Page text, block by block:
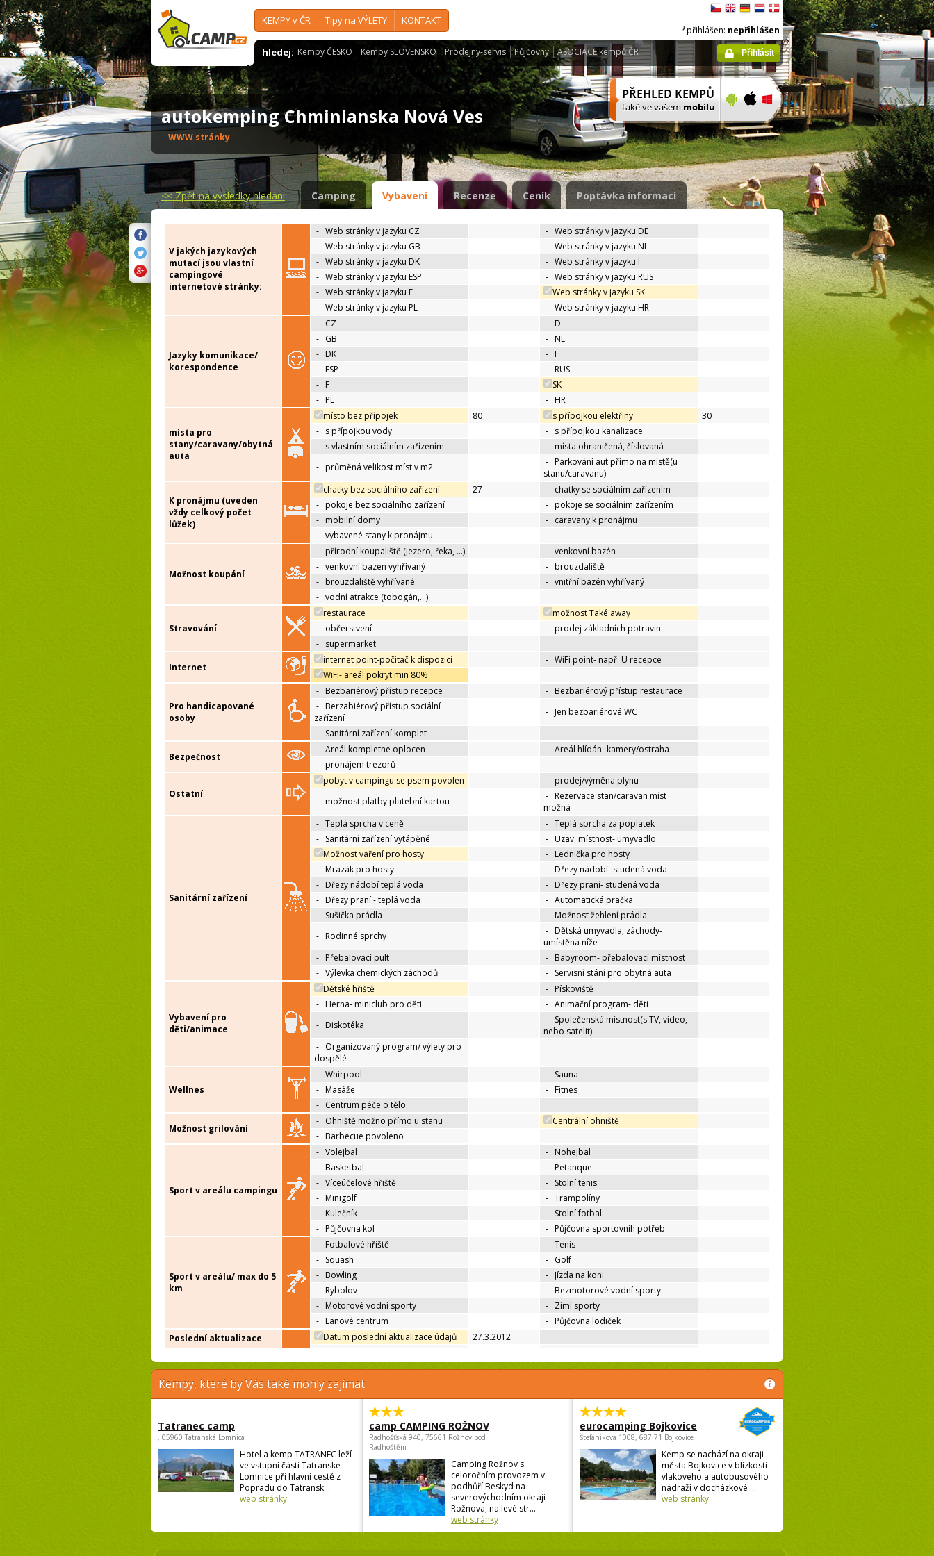
KEMPY v ČR Tipy na VÝLETY KONTAKT
hledej: Kempy ČESKO Kempy SLOVENSKO Prodejny-servis Půjčovny ASOCIACE kempů ČR
*přihlášen: nepřihlášen
Přihlásit
autokemping Chminianska Nová Ves
WWW stránky
<<Zpět na výsledky hledání Camping Vybavení Recenze Ceník Poptávka informací
V jakých jazykových
mutací jsou vlastní
campingové
internetové stránky:
- Web stránky v jazyku CZ - Web stránky v jazyku DE
- Web stránky v jazyku GB - Web stránky v jazyku NL
- Web stránky v jazyku DK - Web stránky v jazyku I
- Web stránky v jazyku ESP - Web stránky v jazyku RUS
- Web stránky v jazyku F
Web stránky v jazyku SK
- Web stránky v jazyku PL - Web stránky v jazyku HR
Jazyky komunikace/
korespondence
- CZ - D
- GB - NL
- DK - I
- ESP - RUS
- F
SK
- PL - HR
místa pro
stany/caravany/obytná
auta
místo bez přípojek 80 s přípojkou elektřiny
30
- s přípojkou vody - s přípojkou kanalizace
- s vlastním sociálním zařízením - místa ohraničená, číslovaná
- průměná velikost míst v m2 - Parkování aut přímo na místě(u
stanu/caravanu)
K pronájmu (uveden
vždy celkový počet
lůžek)
chatky bez sociálního zařízení 27 - chatky se sociálním zařízením
- pokoje bez sociálního zařízení - pokoje se sociálním zařízením
- mobilní domy - caravany k pronájmu
- vybavené stany k pronájmu
Možnost koupání
- přírodní koupaliště (jezero, řeka, …) - venkovní bazén
- venkovní bazén vyhřívaný - brouzdaliště
- brouzdaliště vyhřívané - vnitřní bazén vyhřívaný
- vodní atrakce (tobogán,…)
Stravování
restaurace
možnost Také away
- občerstvení - prodej základních potravin
- supermarket
Internet
internet point-počitač k dispozici - WiFi point- např. U recepce
WiFi- areál pokryt min 80%
Pro handicapované
osoby
- Bezbariérový přístup recepce - Bezbariérový přístup restaurace
- Berzabiérový přístup sociální
zařízení
- Jen bezbariérové WC
- Sanitární zařízení komplet
Bezpečnost
- Areál kompletne oplocen - Areál hlídán- kamery/ostraha
- pronájem trezorů
Ostatní
pobyt v campingu se psem povolen - prodej/výměna plynu
- možnost platby platební kartou - Rezervace stan/caravan míst
možná
Sanitární zařízení
- Teplá sprcha v ceně - Teplá sprcha za poplatek
- Sanitární zařízení vytápěné - Uzav. místnost- umyvadlo
Možnost vaření pro hosty
- Lednička pro hosty
- Mrazák pro hosty - Dřezy nádobí -studená voda
- Dřezy nádobí teplá voda - Dřezy praní- studená voda
- Dřezy praní - teplá voda - Automatická pračka
- Sušička prádla - Možnost žehlení prádla
- Rodinné sprchy - Dětská umyvadla, záchody-
umístěna níže
- Přebalovací pult - Babyroom- přebalovací místnost
- Výlevka chemických záchodů - Servisní stání pro obytná auta
Vybavení pro
děti/animace
Dětské hřiště - Pískoviště
- Herna- miniclub pro děti - Animační program- děti
- Diskotéka - Společenská místnost(s TV, video,
nebo satelit)
- Organizovaný program/ výlety pro
dospělé
Wellnes
- Whirpool - Sauna
- Masáže - Fitnes
- Centrum péče o tělo
Možnost grilování
- Ohniště možno přímo u stanu
Centrální ohniště
- Barbecue povoleno
Sport v areálu campingu
- Volejbal - Nohejbal
- Basketbal - Petanque
- Víceúčelové hřiště - Stolní tenis
- Minigolf - Trampolíny
- Kulečník - Stolní fotbal
- Půjčovna kol - Půjčovna sportovníh potřeb
Sport v areálu/ max do 5
km
- Fotbalové hřiště - Tenis
- Squash - Golf
- Bowling - Jízda na koni
- Rybolov - Bezmotorové vodní sporty
- Motorové vodní sporty - Zimí sporty
- Lanové centrum - Půjčovna lodiček
Poslední aktualizace
Datum poslední aktualizace údajů 27.3.2012
Kempy, které by Vás také mohly zajímat
Tatranec camp
, 05960 Tatranská Lomnica
Hotel a kemp TATRANEC leží
ve vstupní části Tatranské
Lomnice při hlavní cestě z
Popradu do Tatransk...
web stránky
camp CAMPING ROŽNOV
Radhošťská 940, 75661 Rožnov pod
Radhoštěm
Camping Rožnov s
celoročním provozem v
podhůří Beskyd na
severovýchodním okraji
Rožnova, na levé str...
web stránky
eurocamping Bojkovice
Štefánikova 1008, 687 71 Bojkovice
Kemp se nachází na okraji
města Bojkovice v blízkosti
vlakového a autobusového
nádraží v docházkové ...
web stránky